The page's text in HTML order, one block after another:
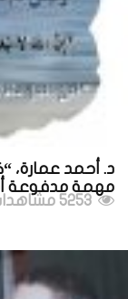
د. أحمد عمارة،
مهمة مدفوعة